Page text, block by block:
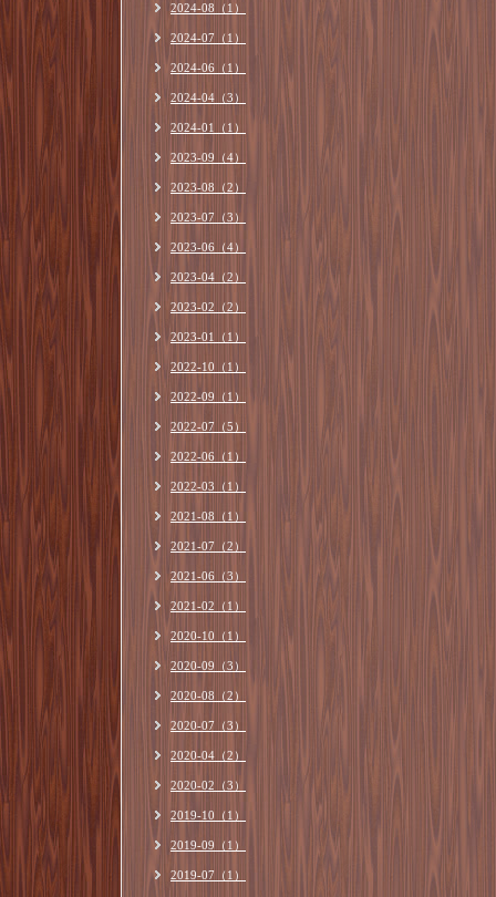
2024-08（1）
2024-07（1）
2024-06（1）
2024-04（3）
2024-01（1）
2023-09（4）
2023-08（2）
2023-07（3）
2023-06（4）
2023-04（2）
2023-02（2）
2023-01（1）
2022-10（1）
2022-09（1）
2022-07（5）
2022-06（1）
2022-03（1）
2021-08（1）
2021-07（2）
2021-06（3）
2021-02（1）
2020-10（1）
2020-09（3）
2020-08（2）
2020-07（3）
2020-04（2）
2020-02（3）
2019-10（1）
2019-09（1）
2019-07（1）